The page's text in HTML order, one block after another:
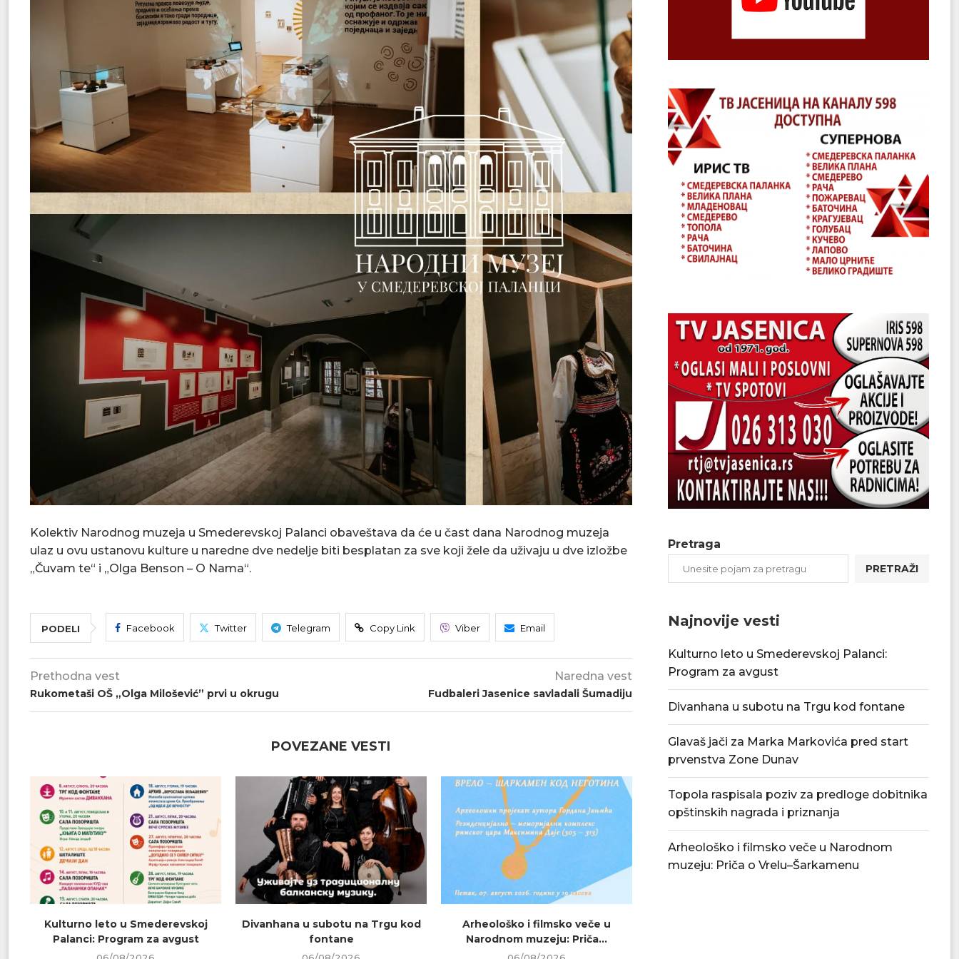
Kolektiv Narodnog muzeja u Smederevskoj Palanci obaveštava da će u čast dana Narodnog muzeja
ulaz u ovu ustanovu kulture u naredne dve nedelje biti besplatan za sve koji žele da uživaju u dve izložbe
„Čuvam te“ i „Olga Benson – O Nama“.
PODELI Facebook Twitter Telegram Copy Link Viber Email
Prethodna vest
Rukometaši OŠ „Olga Milošević” prvi u okrugu
Naredna vest
Fudbaleri Jasenice savladali Šumadiju
POVEZANE VESTI
Kulturno leto u Smederevskoj
Palanci: Program za avgust
Divanhana u subotu na Trgu kod
fontane
Arheološko i filmsko veče u
Narodnom muzeju: Priča...
Pretraga
PRETRAŽI
Najnovije vesti
Kulturno leto u Smederevskoj Palanci:
Program za avgust
Divanhana u subotu na Trgu kod fontane
Glavaš jači za Marka Markovića pred start
prvenstva Zone Dunav
Topola raspisala poziv za predloge dobitnika
opštinskih nagrada i priznanja
Arheološko i filmsko veče u Narodnom
muzeju: Priča o Vrelu–Šarkamenu